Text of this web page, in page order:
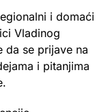
i domaći
Vladinog
da se prijave na
i pitanjima